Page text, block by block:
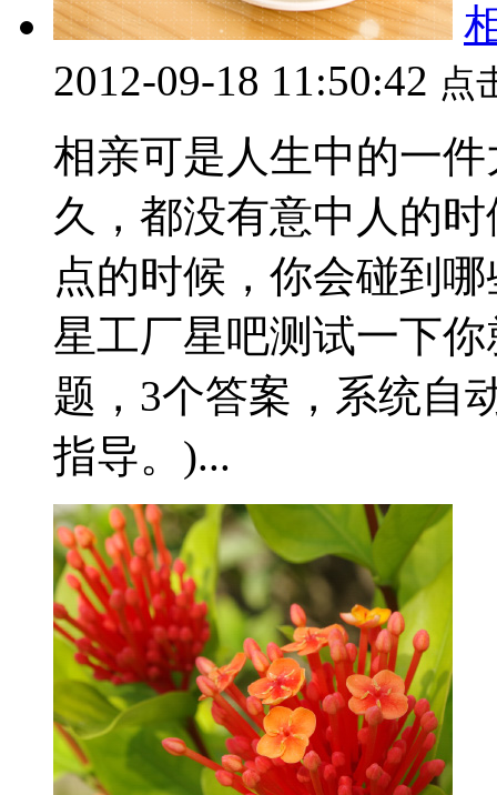
2012-09-18 11:50:42 点
相亲可是人生中的一
久，都没有意中人的
点的时候，你会碰到
星工厂星吧测试一下
题，3个答案，系统自
指导。)...